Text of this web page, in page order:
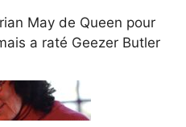
May de Queen pour
a raté Geezer Butler